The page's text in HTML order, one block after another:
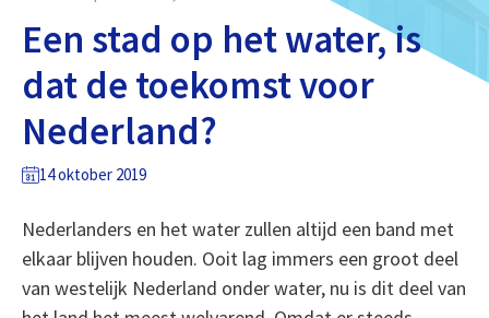
Een stad op het water, is
dat de toekomst voor
Nederland?
14 oktober 2019
Nederlanders en het water zullen altijd een band met
elkaar blijven houden. Ooit lag immers een groot deel
van westelijk Nederland onder water, nu is dit deel van